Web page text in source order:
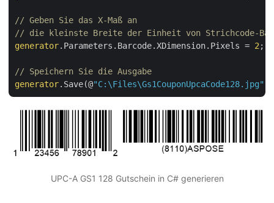
// Geben Sie das X-Maß an
// die kleinste Breite der Einheit von Strichcode-
generator.Parameters.Barcode.XDimension.Pixels = 2 ;
// Speichern Sie die Ausgabe
generator.Save(@"C:\Files\Gs1CouponUpcaCode128.jpg"
UPC-A GS1 128 Gutschein in C# generieren